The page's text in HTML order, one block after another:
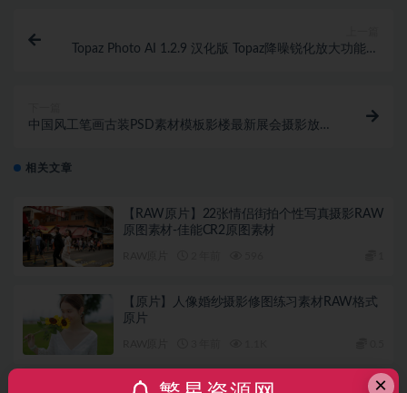
Topaz Photo AI 1.2.9 汉化版 Topaz降噪锐化放大功能插
中国风工笔画古装PSD素材模板影楼最新展会摄影放大
相关文章
【RAW原片】22张情侣街拍个性写真摄影RAW
原图素材-佳能CR2原图素材
【原片】人像婚纱摄影修图练习素材RAW格式
原片
24张海边度假情侣旅拍人像摄影PS精修调色修×